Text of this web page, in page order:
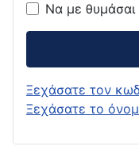
Να με θυμάσαι
Ξεχάσατε τον
Ξεχάσατε το